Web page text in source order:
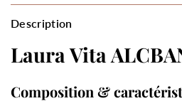
Description
Laura Vita
Composition &